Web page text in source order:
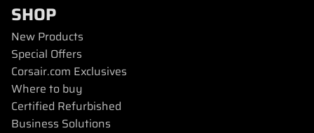
SHOP
New Products
Special Offers
Corsair.com Exclusives
Where to buy
Certified Refurbished
Business Solutions